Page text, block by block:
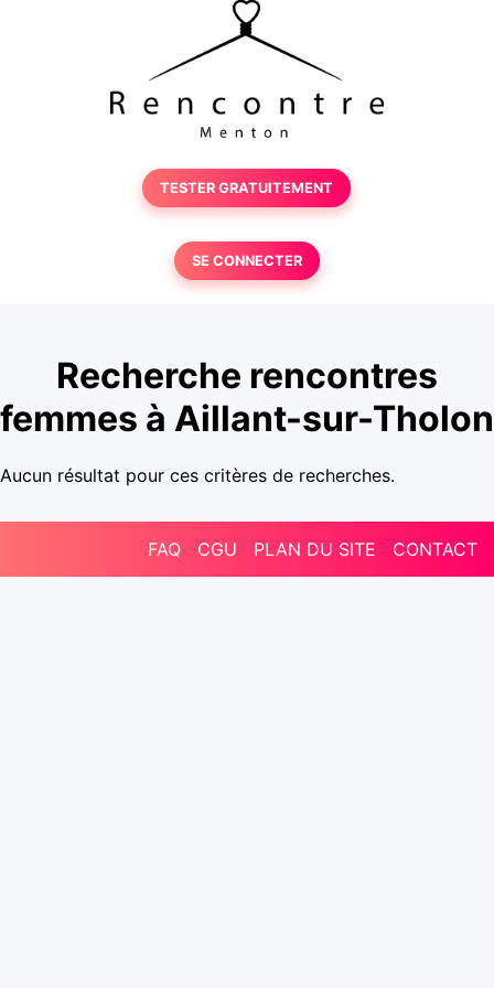
TESTER GRATUITEMENT
SE CONNECTER
Recherche rencontres
femmes à Aillant-sur-Tholon
Aucun résultat pour ces critères de recherches.
FAQ CGU PLAN DU SITE CONTACT